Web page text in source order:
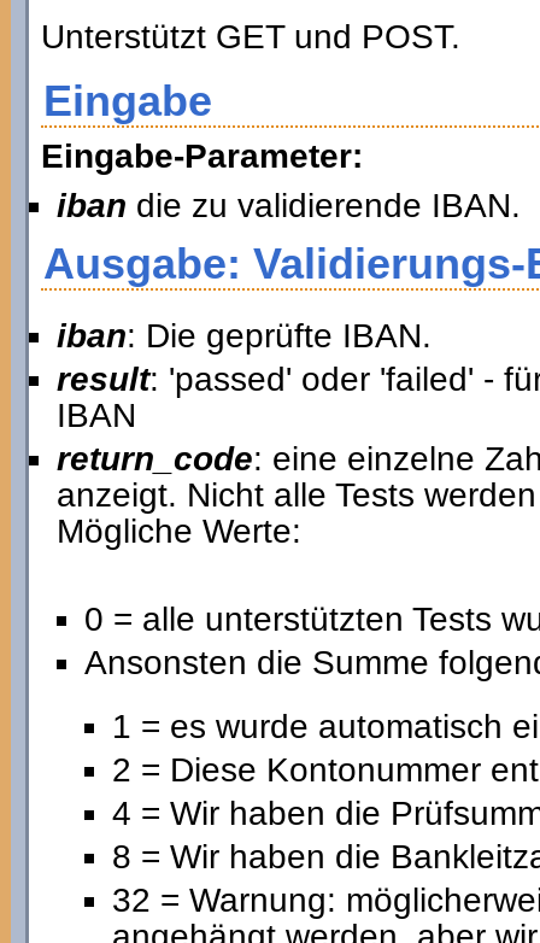
Unterstützt GET und POST.
Eingabe
Eingabe-Parameter:
iban die zu validierende IBAN.
Ausgabe:
iban: Die geprüfte IBAN.
result: 'passed' oder 'failed' -
IBAN
return_code: eine einzelne
anzeigt. Nicht alle Tests
Mögliche Werte:
0 = alle unterstützten Tests
Ansonsten die Summe
1 = es wurde automatisch
2 = Diese Kontonummer
4 = Wir haben die
8 = Wir haben die
32 = Warnung: